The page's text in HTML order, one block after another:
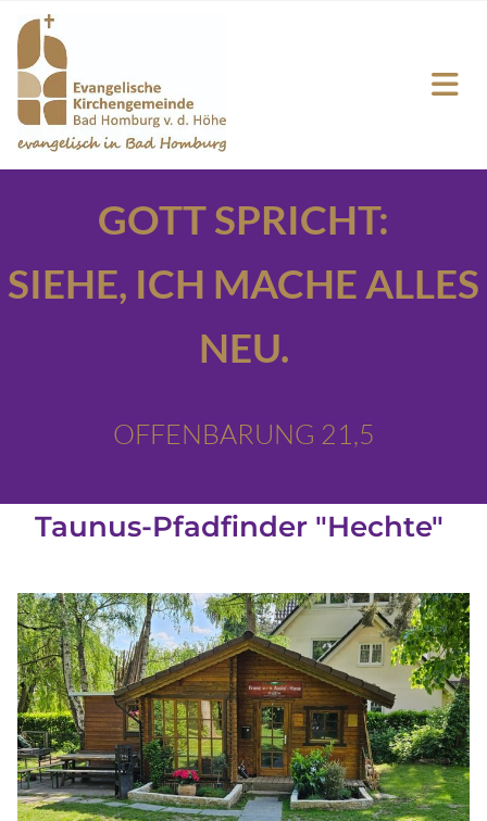
GOTT SPRICHT:
SIEHE, ICH MACHE ALLES
NEU.
OFFENBARUNG 21,5
Taunus-Pfadfinder "Hechte"